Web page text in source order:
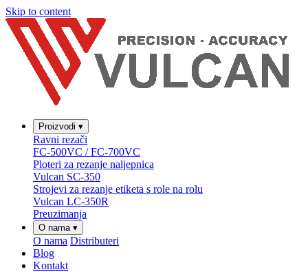
Skip to content
Proizvodi ▾
Ravni rezači
FC-500VC / FC-700VC
Ploteri za rezanje naljepnica
Vulcan SC-350
Strojevi za rezanje etiketa s role na rolu
Vulcan LC-350R
Preuzimanja
O nama ▾
O nama Distributeri
Blog
Kontakt